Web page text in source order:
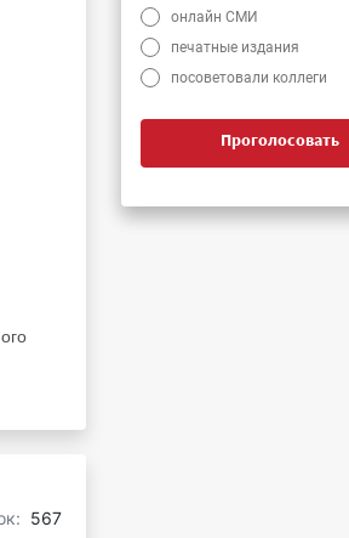
567
онлайн СМИ
печатные издания
посоветовали коллеги
Проголосовать